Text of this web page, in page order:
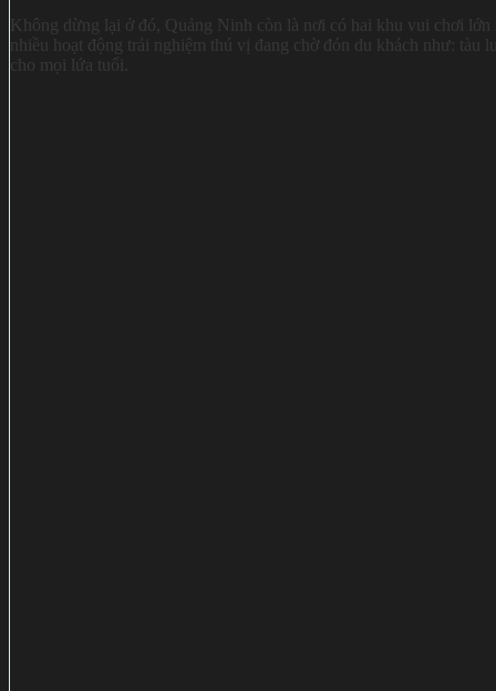
Không dừng lại ở đó, Quảng Ninh còn là nơi có hai khu vui chơi
nhiều hoạt động trải nghiệm thú vị đang chờ đón du khách như:
cho mọi lứa tuổi.